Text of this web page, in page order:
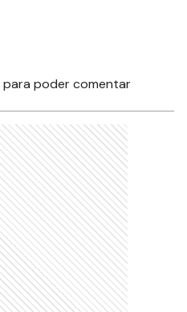
para poder comentar